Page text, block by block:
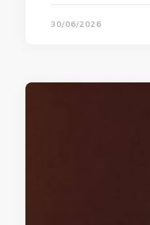
30/06/2026